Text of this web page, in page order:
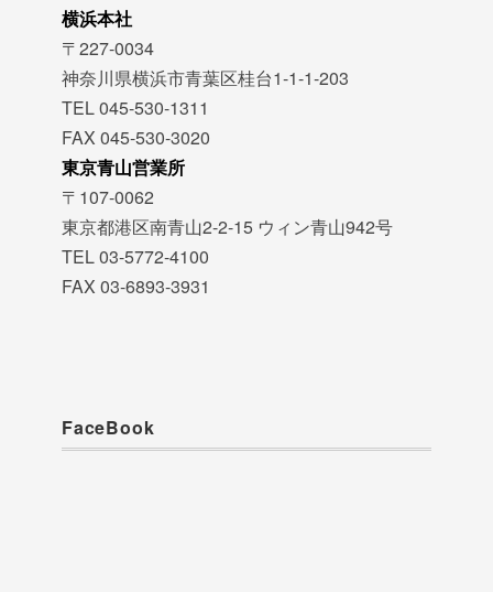
横浜本社
〒227-0034
神奈川県横浜市青葉区桂台1-1-1-203
TEL 045-530-1311
FAX 045-530-3020
東京青山営業所
〒107-0062
東京都港区南青山2-2-15 ウィン青山942号
TEL 03-5772-4100
FAX 03-6893-3931
FaceBook